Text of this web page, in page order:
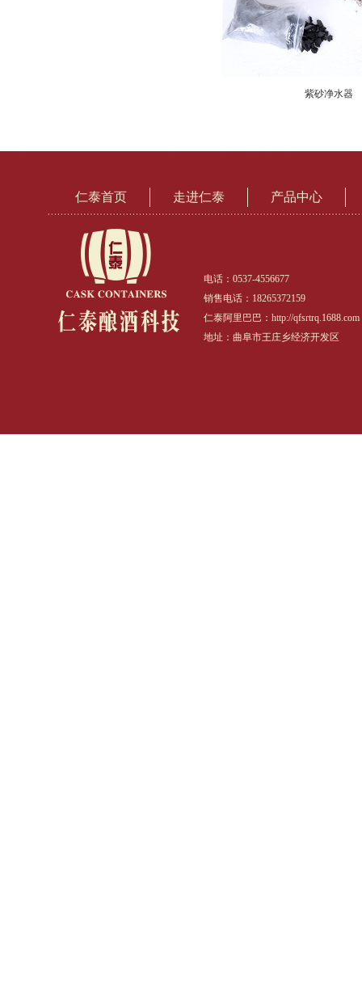
紫砂净水器
仁泰首页 走进仁泰 产品中心
电话：0537-4556677
销售电话：18265372159
仁泰阿里巴巴：http://qfsrtrq.1688.com
地址：曲阜市王庄乡经济开发区